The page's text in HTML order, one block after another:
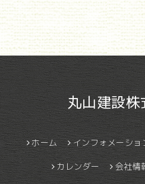
丸山建設
ホーム インフォメーショ
カレンダー 会社情